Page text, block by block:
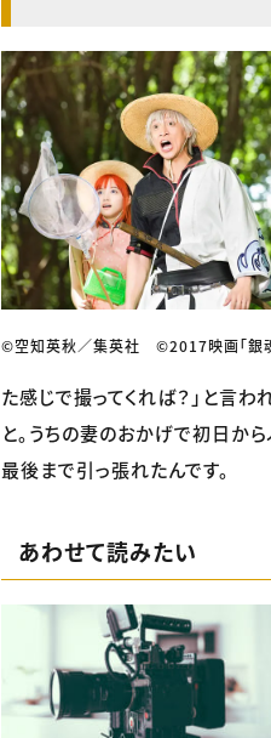
©空知英秋／集英社 ©2017映画「銀
た感じで撮ってくれば？」と言
と。うちの妻のおかげで初日か
最後まで引っ張れたんです。
あわせて読みたい